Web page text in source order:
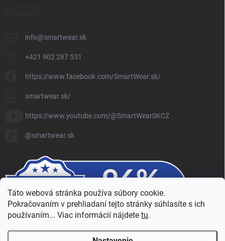
Táto webová stránka používa súbory cookie.
Pokračovaním v prehliadaní tejto stránky súhlasíte s ich
používaním... Viac informácií nájdete tu.
info@smartwear.sk
+421 902 287 531
https://www.facebook.com/SmartWear.sk/
smartwear.sk/
https://www.youtube.com/@SmartWearSKCZ
@smartwear.sk